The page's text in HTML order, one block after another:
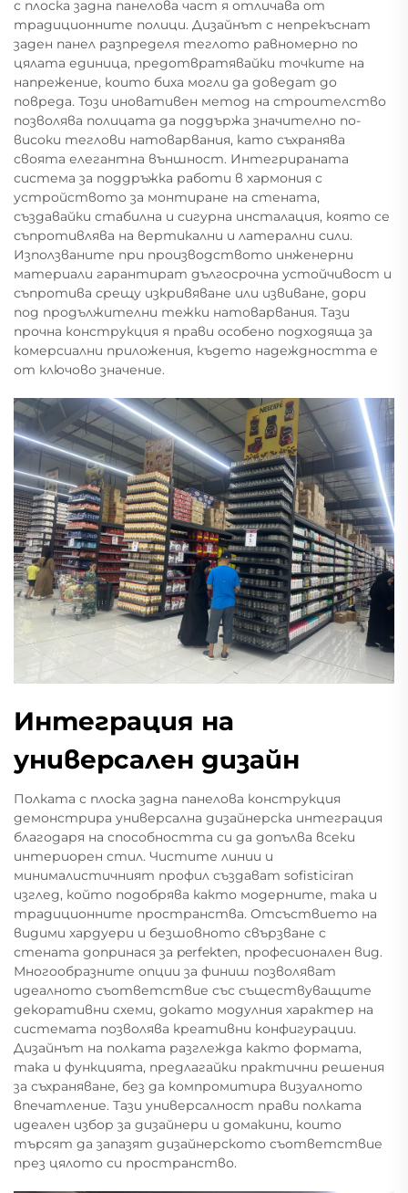
с плоска задна панелова част я отличава от
традиционните полици. Дизайнът с непрекъснат
заден панел разпределя теглото равномерно по
цялата единица, предотвратявайки точките на
напрежение, които биха могли да доведат до
повреда. Този иновативен метод на строителство
позволява полицата да поддържа значително по-
високи теглови натоварвания, като съхранява
своята елегантна външност. Интегрираната
система за поддръжка работи в хармония с
устройството за монтиране на стената,
създавайки стабилна и сигурна инсталация, която се
съпротивлява на вертикални и латерални сили.
Използваните при производството инженерни
материали гарантират дългосрочна устойчивост и
съпротива срещу изкривяване или извиване, дори
под продължителни тежки натоварвания. Тази
прочна конструкция я прави особено подходяща за
комерсиални приложения, където надеждността е
от ключово значение.
Интеграция на
универсален дизайн
Полката с плоска задна панелова конструкция
демонстрира универсална дизайнерска интеграция
благодаря на способността си да допълва всеки
интериорен стил. Чистите линии и
минималистичният профил създават sofisticiran
изглед, който подобрява както модерните, така и
традиционните пространства. Отсъствието на
видими хардуери и безшовното свързване с
стената допринася за perfekten, професионален вид.
Многообразните опции за финиш позволяват
идеалното съответствие със съществуващите
декоративни схеми, докато модулния характер на
системата позволява креативни конфигурации.
Дизайнът на полката разглежда както формата,
така и функцията, предлагайки практични решения
за съхраняване, без да компромитира визуалното
впечатление. Тази универсалност прави полката
идеален избор за дизайнери и домакини, които
търсят да запазят дизайнерското съответствие
през цялото си пространство.